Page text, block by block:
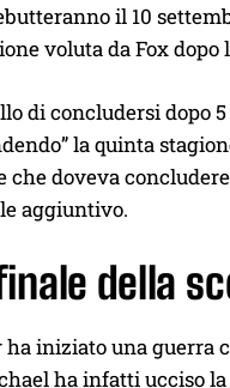
il 10
voluta da Fox
di concludersi dopo
la quinta
doveva
aggiuntivo.
della
iniziato una
ha infatti ucciso la